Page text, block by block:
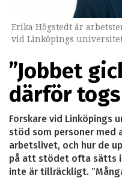
Erika Högstedt är
vid Linköpings
”Jobbet
därför
Forskare vid Linköpings
stöd som personer med
arbetslivet, och hur de
på att stödet ofta sätts
inte är tillräckligt.